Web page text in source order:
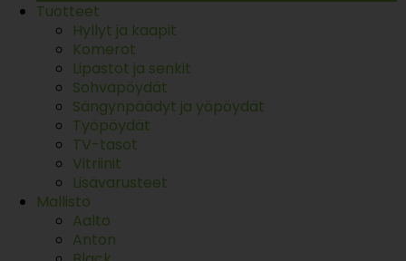
Tuotteet
Hyllyt ja kaapit
Komerot
Lipastot ja senkit
Sohvapöydät
Sängynpäädyt ja yöpöydät
Työpöydät
TV-tasot
Vitriinit
Lisävarusteet
Mallisto
Aalto
Anton